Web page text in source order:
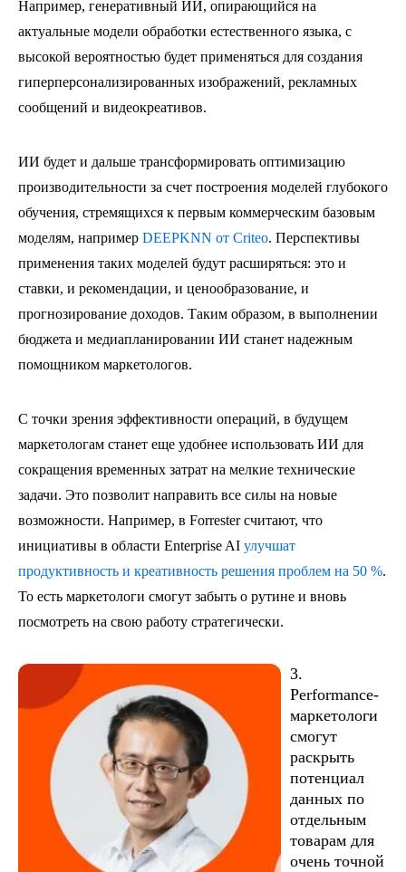
Например, генеративный ИИ, опирающийся на
актуальные модели обработки естественного языка, с
высокой вероятностью будет применяться для создания
гиперперсонализированных изображений, рекламных
сообщений и видеокреативов.
ИИ будет и дальше трансформировать оптимизацию
производительности за счет построения моделей глубокого
обучения, стремящихся к первым коммерческим базовым
моделям, например DEEPKNN от Criteo. Перспективы
применения таких моделей будут расширяться: это и
ставки, и рекомендации, и ценообразование, и
прогнозирование доходов. Таким образом, в выполнении
бюджета и медиапланировании ИИ станет надежным
помощником маркетологов.
С точки зрения эффективности операций, в будущем
маркетологам станет еще удобнее использовать ИИ для
сокращения временных затрат на мелкие технические
задачи. Это позволит направить все силы на новые
возможности. Например, в Forrester считают, что
инициативы в области Enterprise AI улучшат
продуктивность и креативность решения проблем на 50 %.
То есть маркетологи смогут забыть о рутине и вновь
посмотреть на свою работу стратегически.
3.
Performance-
маркетологи
смогут
раскрыть
потенциал
данных по
отдельным
товарам для
очень точной